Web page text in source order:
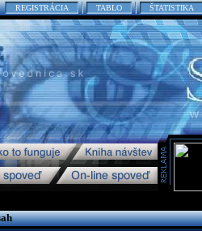
REGISTRÁCIA TABLO ŠTATISTIKA